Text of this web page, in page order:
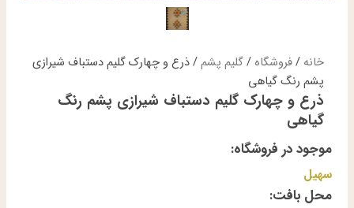
خانه /فروشگاه/گلیم پشم/ ذرع و چهارک گلیم دستباف شیرازی
پشم رنگ گیاهی
ذرع و چهارک گلیم دستباف شیرازی پشم رنگ
گیاهی
موجود در فروشگاه:
سهیل
محل بافت: